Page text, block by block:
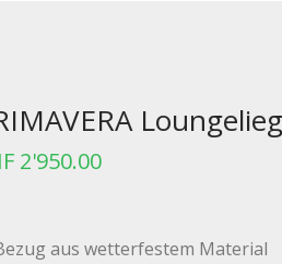
2'950.00
aus wetterfestem Material